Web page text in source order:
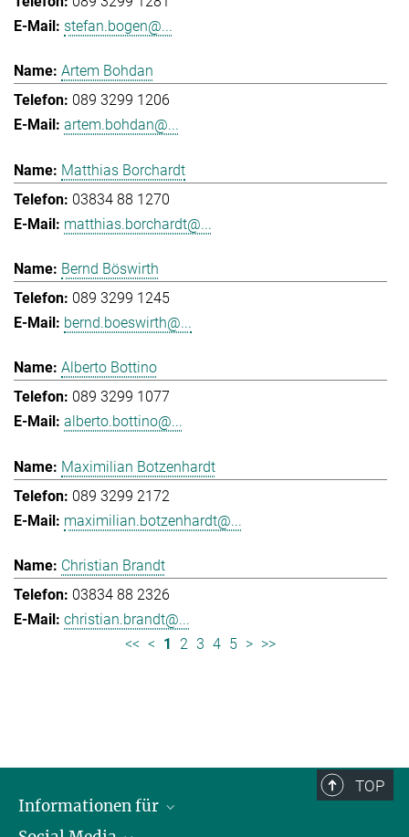
stefan.bogen@...
Artem Bohdan
089 3299 1206
artem.bohdan@...
Matthias Borchardt
03834 88 1270
matthias.borchardt@...
Bernd Böswirth
089 3299 1245
bernd.boeswirth@...
Alberto Bottino
089 3299 1077
alberto.bottino@...
Maximilian Botzenhardt
089 3299 2172
maximilian.botzenhardt@...
Christian Brandt
03834 88 2326
christian.brandt@...
<< < 1 2 3 4 5 > >>
TOP
Informationen für